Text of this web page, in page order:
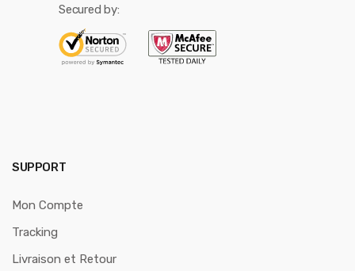
Secured by:
SUPPORT
Mon Compte
Tracking
Livraison et Retour